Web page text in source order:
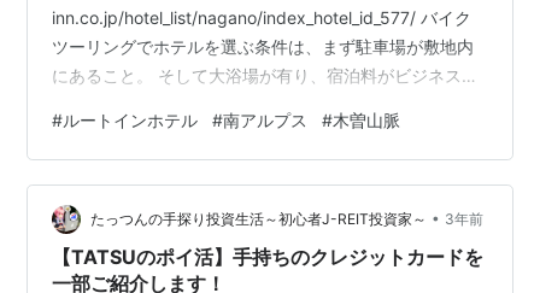
inn.co.jp/hotel_list/nagano/index_hotel_id_577/ バイク
ツーリングでホテルを選ぶ条件は、まず駐車場が敷地内
にあること。 そして大浴場が有り、宿泊料がビジネスホ
ンを選ぶことが多いです。 さてホテルからの絶景です
が、上の写真はホテルを出て近所のコンビニに買い物に
行く時に撮りました。 南東側を撮っていますから、見え
ているのは南アルプスですね。 もし自宅からこんな景色
が見えたら定点観測してしまいそうです…
#ルートインホテル #南アルプス #木曽山脈
たっつんの手探り投資生活～初心者J-REIT投資家～ • 3年前
【TATSUのポイ活】手持ちのクレジットカードを
一部ご紹介します！